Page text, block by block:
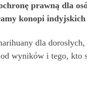
prawną dla
konopi indyjskich
dla
wyników i tego, kto